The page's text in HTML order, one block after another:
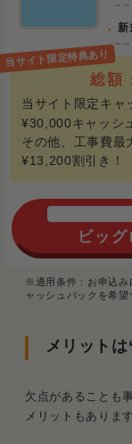
新
総額
当サイト限定キ
¥30,000キャッシ
その他、工事費最
¥13,200割引き！
ビッ
※適用条件：お申込み
ャッシュバックを希望
メリット
欠点があることも
メリットもあります